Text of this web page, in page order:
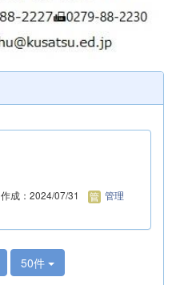
作成：2024/07/31
管理
50件